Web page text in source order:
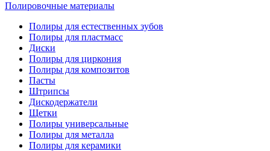
Полировочные материалы
Полиры для естественных зубов
Полиры для пластмасс
Диски
Полиры для циркония
Полиры для композитов
Пасты
Штрипсы
Дискодержатели
Щетки
Полиры универсальные
Полиры для металла
Полиры для керамики